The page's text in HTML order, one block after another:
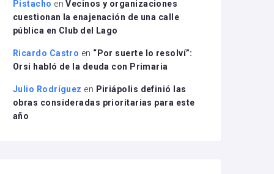
Pistacho enVecinos y organizaciones
cuestionan la enajenación de una calle
pública en Club del Lago
Ricardo Castro en “Por suerte lo resolví”:
Orsi habló de la deuda con Primaria
Julio Rodríguez en Piriápolis definió las
obras consideradas prioritarias para este
año